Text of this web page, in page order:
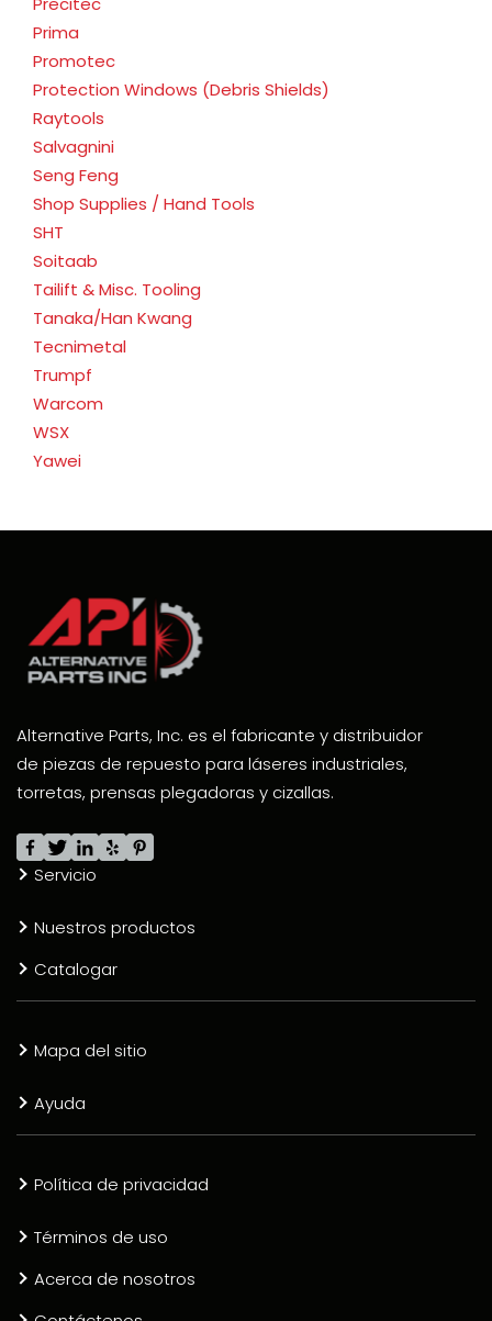
Prima
Promotec
Protection Windows (Debris Shields)
Raytools
Salvagnini
Seng Feng
Shop Supplies / Hand Tools
SHT
Soitaab
Tailift & Misc. Tooling
Tanaka/Han Kwang
Tecnimetal
Trumpf
Warcom
WSX
Yawei
Alternative Parts, Inc. es el fabricante y distribuidor
de piezas de repuesto para láseres industriales,
torretas, prensas plegadoras y cizallas.
Servicio
Nuestros productos
Catalogar
Mapa del sitio
Ayuda
Política de privacidad
Términos de uso
Acerca de nosotros